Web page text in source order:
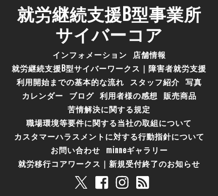
就労継続支援B型事業所
サイバーコア
インフォメーション 店舗情報
就労継続支援B型サイバーワークス｜障害者就労支援
利用開始までの基本的な流れ スタッフ紹介 写真
カレンダー ブログ 利用者様の感想 販売商品
苦情解決に関する規定
職場環境等要件に関する当社の取組について
カスタマーハラスメントに対する行動指針について
お問い合わせ minneギャラリー
就労移行コアワークス｜新規受付終了のお知らせ